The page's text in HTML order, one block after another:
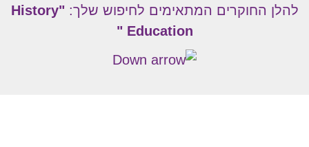
להלן החוקרים המתאימים לחיפוש שלך: "History
Education "